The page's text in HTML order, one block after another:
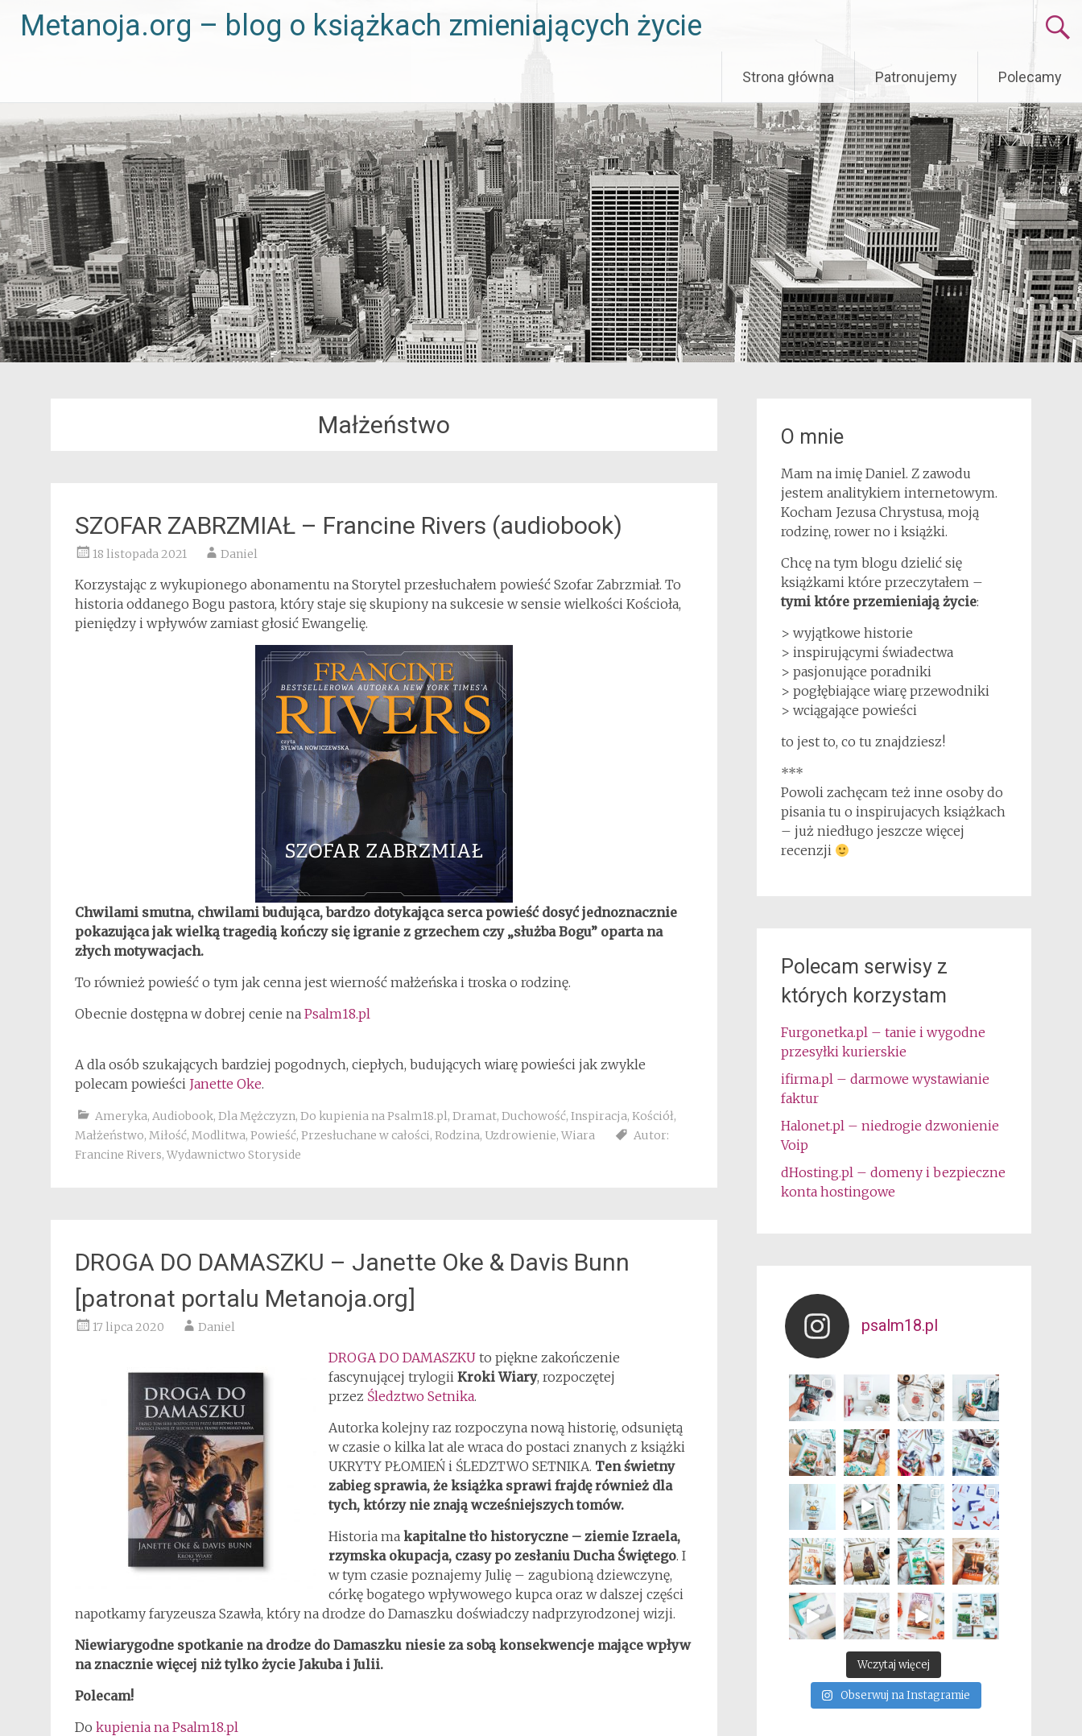
Metanoja.org – blog o książkach zmieniających życie
to
content
Strona główna Patronujemy Polecamy
Małżeństwo
SZOFAR ZABRZMIAŁ – Francine Rivers (audiobook)
18 listopada 2021 Daniel
Korzystając z wykupionego abonamentu na Storytel przesłuchałem powieść Szofar Zabrzmiał. To
historia oddanego Bogu pastora, który staje się skupiony na sukcesie w sensie wielkości Kościoła,
pieniędzy i wpływów zamiast głosić Ewangelię.
Chwilami smutna, chwilami budująca, bardzo dotykająca serca powieść dosyć jednoznacznie
pokazująca jak wielką tragedią kończy się igranie z grzechem czy „służba Bogu” oparta na
złych motywacjach.
To również powieść o tym jak cenna jest wierność małżeńska i troska o rodzinę.
Obecnie dostępna w dobrej cenie na Psalm18.pl
A dla osób szukających bardziej pogodnych, ciepłych, budujących wiarę powieści jak zwykle
polecam powieści Janette Oke.
Ameryka, Audiobook, Dla Mężczyzn, Do kupienia na Psalm18.pl, Dramat, Duchowość, Inspiracja, Kościół,
Małżeństwo, Miłość, Modlitwa, Powieść, Przesłuchane w całości, Rodzina, Uzdrowienie, Wiara
Autor:
Francine Rivers, Wydawnictwo Storyside
DROGA DO DAMASZKU – Janette Oke & Davis Bunn
[patronat portalu Metanoja.org]
17 lipca 2020 Daniel
DROGA DO DAMASZKU to piękne zakończenie
fascynującej trylogii Kroki Wiary, rozpoczętej
przez Śledztwo Setnika.
Autorka kolejny raz rozpoczyna nową historię, odsuniętą
w czasie o kilka lat ale wraca do postaci znanych z książki
UKRYTY PŁOMIEŃ i ŚLEDZTWO SETNIKA. Ten świetny
zabieg sprawia, że książka sprawi frajdę również dla
tych, którzy nie znają wcześniejszych tomów.
Historia ma kapitalne tło historyczne – ziemie Izraela,
rzymska okupacja, czasy po zesłaniu Ducha Świętego. I
w tym czasie poznajemy Julię – zagubioną dziewczynę,
córkę bogatego wpływowego kupca oraz w dalszej części
napotkamy faryzeusza Szawła, który na drodze do Damaszku doświadczy nadprzyrodzonej wizji.
Niewiarygodne spotkanie na drodze do Damaszku niesie za sobą konsekwencje mające wpływ
na znacznie więcej niż tylko życie Jakuba i Julii.
Polecam!
Do kupienia na Psalm18.pl
O mnie
Mam na imię Daniel. Z zawodu
jestem analitykiem internetowym.
Kocham Jezusa Chrystusa, moją
rodzinę, rower no i książki.
Chcę na tym blogu dzielić się
książkami które przeczytałem –
tymi które przemieniają życie:
> wyjątkowe historie
> inspirującymi świadectwa
> pasjonujące poradniki
> pogłębiające wiarę przewodniki
> wciągające powieści
to jest to, co tu znajdziesz!
***
Powoli zachęcam też inne osoby do
pisania tu o inspirujacych książkach
– już niedługo jeszcze więcej
recenzji
Polecam serwisy z
których korzystam
Furgonetka.pl – tanie i wygodne
przesyłki kurierskie
ifirma.pl – darmowe wystawianie
faktur
Halonet.pl – niedrogie dzwonienie
Voip
dHosting.pl – domeny i bezpieczne
konta hostingowe
psalm18.pl
Wczytaj więcej
Obserwuj na Instagramie